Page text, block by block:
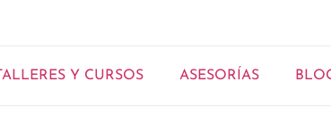
TALLERES Y CURSOS ASESORÍAS